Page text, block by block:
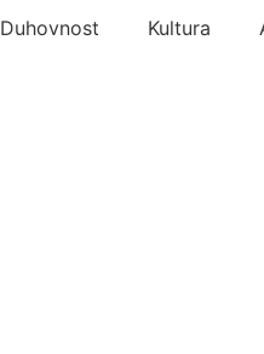
Duhovnost Kultura